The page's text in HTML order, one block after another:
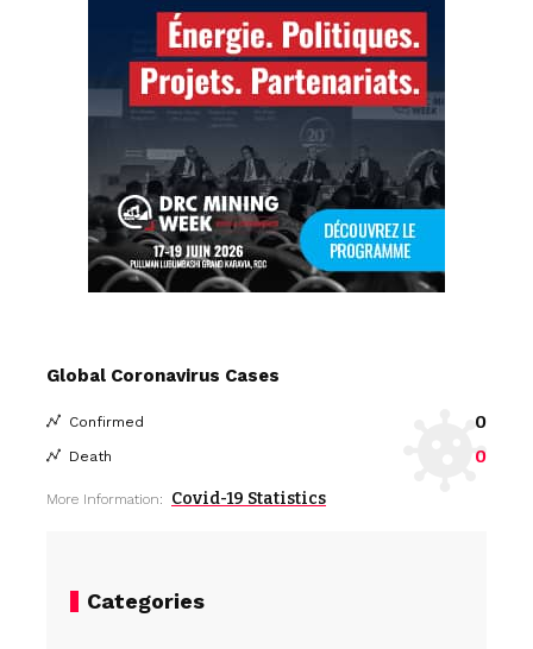
Global Coronavirus Cases
Confirmed 0
Death 0
More Information: Covid-19 Statistics
Categories